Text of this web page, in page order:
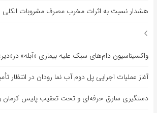
هشدار نسبت به اثرات مخرب مصرف مشروبات الکلی
واکسیناسیون دام‌های سبک علیه بیماری «آبله»
آغاز عملیات اجرایی پل دوم آب نما رودان در انتظار
دستگیری سارق حرفه‌ای و تحت تعقیب پلیس کرمان